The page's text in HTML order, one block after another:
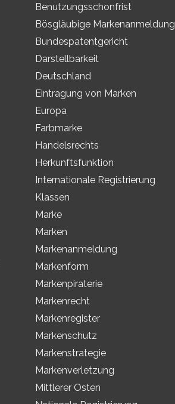
Benutzungsschonfrist
Bösgläubige Markenanmeldung
Bundespatentgericht
Darstellbarkeit
Deutschland
Eintragung von Marken
Europa
Farbmarke
Handelsrechts
Herkunftsfunktion
Internationale Registrierung
Klassen
Marke
Marken
Markenanmeldung
Markenform
Markenpiraterie
Markenrecht
Markenregister
Markenschutz
Markenstrategie
Markenverletzung
Mittlerer Osten